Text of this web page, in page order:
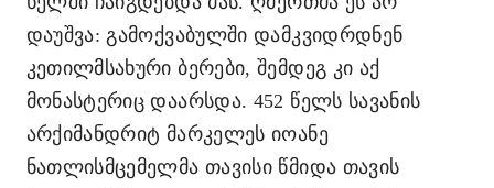
დაუშვა: გამოქვაბულში დამკვიდრდნენ
კეთილმსახური ბერები, შემდეგ კი აქ
მონასტერიც დაარსდა. 452 წელს სავანის
არქიმანდრიტ მარკელეს იოანე
ნათლისმცემელმა თავისი წმიდა თავის